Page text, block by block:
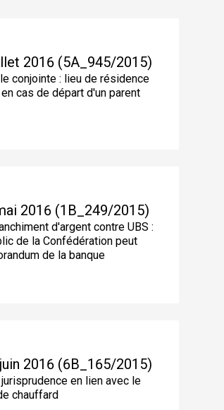
2016 (5A_945/2015)
conjointe : lieu de résidence
cas de départ d'un parent
2016 (1B_249/2015)
d'argent contre UBS :
de la Confédération peut
de la banque
2016 (6B_165/2015)
en lien avec le
chauffard